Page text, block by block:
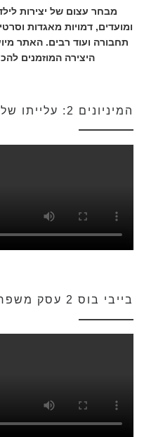
מבחר עצום של יצירות
ומועדים, דמויות מאגדות
תחבורה ועוד רבים. האתר
היצירה המוזמנים
המיניונים 2: עלייתו של גרו – מדובב לעברית
בייבי בוס 2 עסק משפחתי – טריילר רשמי מדובב